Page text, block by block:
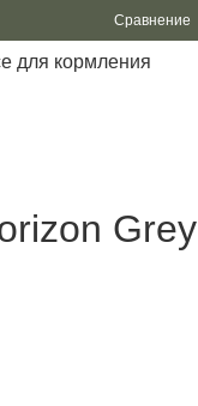
Сравнение
для кормления
Grey